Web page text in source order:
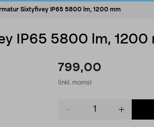
Sixtyfivey IP65 5800 lm, 1200 mm
IP65 5800 lm, 1200
799,00
(inkl. moms)